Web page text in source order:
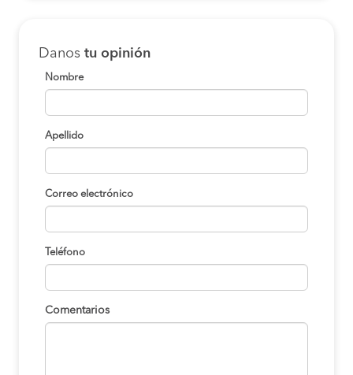
Danos tu opinión
Nombre
Apellido
Correo electrónico
Teléfono
Comentarios